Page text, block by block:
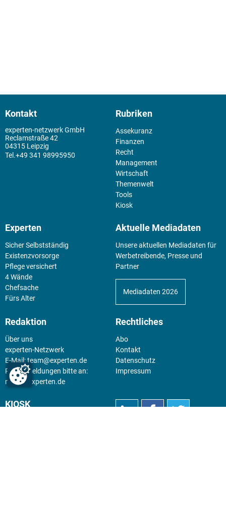
Kontakt
experten-netzwerk GmbH
Reclamstraße 42
04315 Leipzig
+49 341 98995950
Rubriken
Assekuranz
Finanzen
Recht
Management
Wirtschaft
Themenwelt
Tools
Kiosk
Experten
Sicher Selbstständig
Existenz­vorsorge
Pflege versichert
4 Wände
Chefsache
Fürs Alter
Aktuelle Mediadaten
Unsere aktuellen Mediadaten für
Werbetreibende, Presse und
Partner
Mediadaten 2026
Redaktion
Über uns
experten-Netzwerk
E-Mail:team@experten.de
Pressemeldungen bitte an:
news@experten.de
Rechtliches
Abo
Kontakt
Datenschutz
Impressum
KIOSK